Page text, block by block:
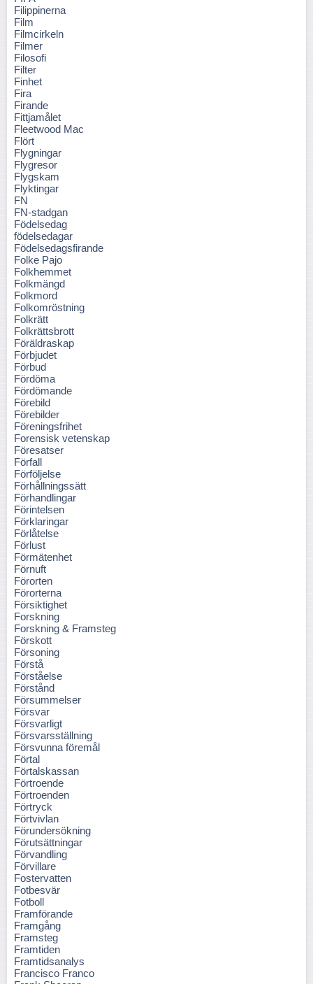
Filippinerna
Film
Filmcirkeln
Filmer
Filosofi
Filter
Finhet
Fira
Firande
Fittjamålet
Fleetwood Mac
Flört
Flygningar
Flygresor
Flygskam
Flyktingar
FN
FN-stadgan
Födelsedag
födelsedagar
Födelsedagsfirande
Folke Pajo
Folkhemmet
Folkmängd
Folkmord
Folkomröstning
Folkrätt
Folkrättsbrott
Föräldraskap
Förbjudet
Förbud
Fördöma
Fördömande
Förebild
Förebilder
Föreningsfrihet
Forensisk vetenskap
Föresatser
Förfall
Förföljelse
Förhållningssätt
Förhandlingar
Förintelsen
Förklaringar
Förlåtelse
Förlust
Förmätenhet
Förnuft
Förorten
Förorterna
Försiktighet
Forskning
Forskning & Framsteg
Förskott
Försoning
Förstå
Förståelse
Förstånd
Försummelser
Försvar
Försvarligt
Försvarsställning
Försvunna föremål
Förtal
Förtalskassan
Förtroende
Förtroenden
Förtryck
Förtvivlan
Förundersökning
Förutsättningar
Förvandling
Förvillare
Fostervatten
Fotbesvär
Fotboll
Framförande
Framgång
Framsteg
Framtiden
Framtidsanalys
Francisco Franco